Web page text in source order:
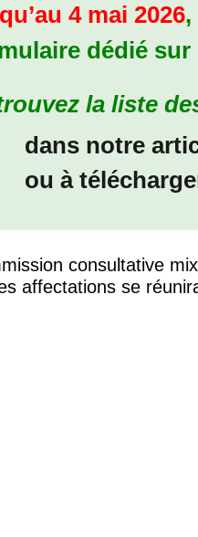
4 mai 2026,
dédié sur
la liste
dans notre
ou à
consultative
affectations se